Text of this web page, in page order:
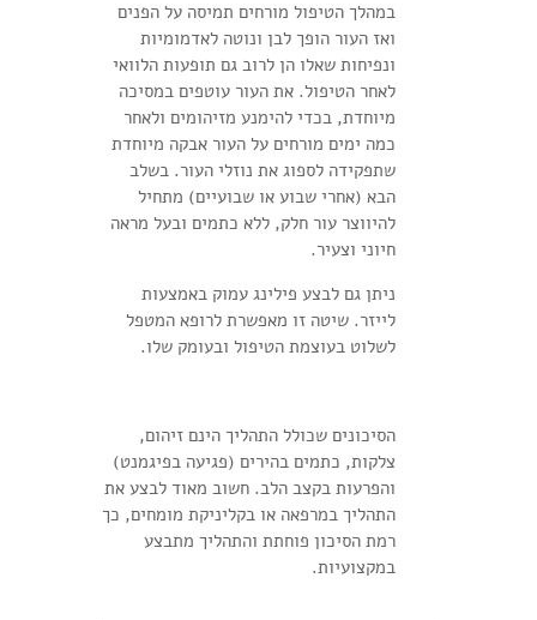
במהלך הטיפול מורחים תמיסה על הפנים
ואז העור הופך לבן ונוטה לאדמומיות
ונפיחות שאלו הן לרוב גם תופעות הלוואי
לאחר הטיפול. את העור עוטפים במסיכה
מיוחדת, בכדי להימנע מזיהומים ולאחר
כמה ימים מורחים על העור אבקה מיוחדת
שתפקידה לספוג את נוזלי העור. בשלב
הבא (אחרי שבוע או שבועיים) מתחיל
להיווצר עור חלק, ללא כתמים ובעל מראה
חיוני וצעיר.
ניתן גם לבצע פילינג עמוק באמצעות
לייזר. שיטה זו מאפשרת לרופא המטפל
לשלוט בעוצמת הטיפול ובעומק שלו.
הסיכונים שכולל התהליך הינם זיהום,
צלקות, כתמים בהירים (פגיעה בפיגמנט)
והפרעות בקצב הלב. חשוב מאוד לבצע את
התהליך במרפאה או בקליניקת מומחים, כך
רמת הסיכון פוחתת והתהליך מתבצע
במקצועיות.